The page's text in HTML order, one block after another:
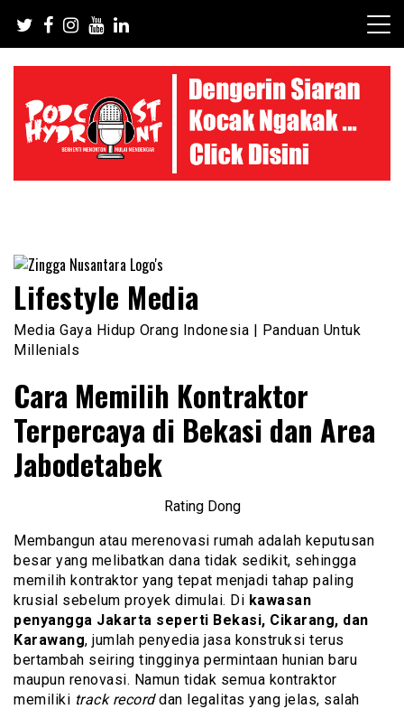
content
Lifestyle Media
Media Gaya Hidup Orang Indonesia | Panduan Untuk
Millenials
Cara Memilih Kontraktor
Terpercaya di Bekasi dan Area
Jabodetabek
Rating Dong
Membangun atau merenovasi rumah adalah keputusan
besar yang melibatkan dana tidak sedikit, sehingga
memilih kontraktor yang tepat menjadi tahap paling
krusial sebelum proyek dimulai. Di kawasan
penyangga Jakarta seperti Bekasi, Cikarang, dan
Karawang, jumlah penyedia jasa konstruksi terus
bertambah seiring tingginya permintaan hunian baru
maupun renovasi. Namun tidak semua kontraktor
memiliki track recorddan legalitas yang jelas, salah